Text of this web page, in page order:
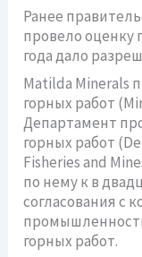
Ранее
провело оценку
года дало
Matilda Minerals
горных работ
Департамент
горных работ
Fisheries and
по нему к в
согласования с
горных работ.